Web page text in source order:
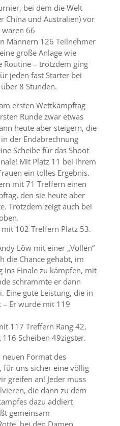
bei dem die Welt
China und Australien) vor
waren 66
Männern 126 Teilnehmer
große Anlage wie
Routine – trotzdem ging
jeden fast Starter bei
8 Stunden.
ersten Wettkampftag
Runde zwar etwas
heute aber steigern, die
der Endabrechnung
Scheibe für das Shoot
Mit Platz 11 bei ihrem
ein tolles Ergebnis.
mit 71 Treffern einen
den sie heute aber
Trotzdem zeigt auch bei
102 Treffern Platz 53.
Löw mit einer „Vollen“
die Chance gehabt, im
ins Finale zu kämpfen, mit
schrammte er dann
Eine gute Leistung, die in
– Er wurde mit 119
117 Treffern Rang 42,
Scheiben 49zigster.
Format des
uns sicher eine völlig
greifen an! Jeder muss
die dann zu dem
dazu addiert
gemeinsam
bei den Damen